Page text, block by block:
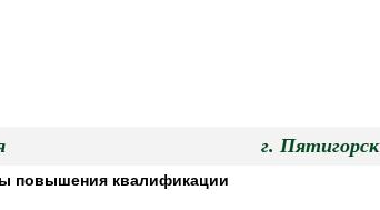
9 ноября г. Пятигорск
повышения квалификации